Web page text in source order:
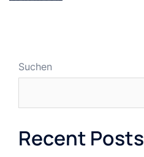
Suchen
Recent Posts